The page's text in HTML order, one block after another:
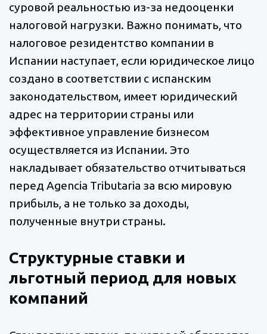
суровой реальностью из-за недооценки
налоговой нагрузки. Важно понимать, что
налоговое резидентство компании в
Испании наступает, если юридическое лицо
создано в соответствии с испанским
законодательством, имеет юридический
адрес на территории страны или
эффективное управление бизнесом
осуществляется из Испании. Это
накладывает обязательство отчитываться
перед Agencia Tributaria за всю мировую
прибыль, а не только за доходы,
полученные внутри страны.
Структурные ставки и
льготный период для новых
компаний